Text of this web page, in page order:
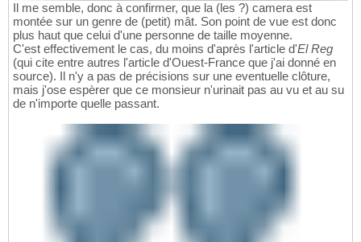
Il me semble, donc à confirmer, que la (les ?) camera est
montée sur un genre de (petit) mât. Son point de vue est donc
plus haut que celui d'une personne de taille moyenne.
C'est effectivement le cas, du moins d'après l'article d'El Reg
(qui cite entre autres l'article d'Ouest-France que j'ai donné en
source). Il n'y a pas de précisions sur une eventuelle clôture,
mais j'ose espèrer que ce monsieur n'urinait pas au vu et au su
de n'importe quelle passant.